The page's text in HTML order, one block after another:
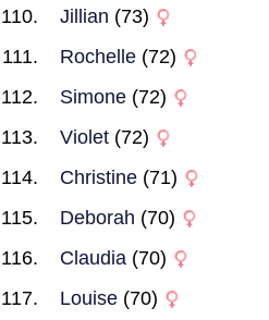
Jillian (73)
Rochelle (72)
Simone (72)
Violet (72)
Christine (71)
Deborah (70)
Claudia (70)
Louise (70)